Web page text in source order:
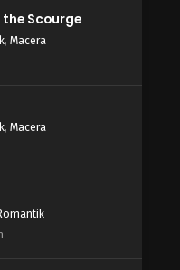
the Scourge
, Macera
, Macera